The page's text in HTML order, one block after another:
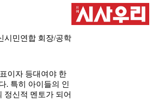
시민연합 회장/공학
이자 등대여야 한
. 특히 아이들의 인
정신적 멘토가 되어